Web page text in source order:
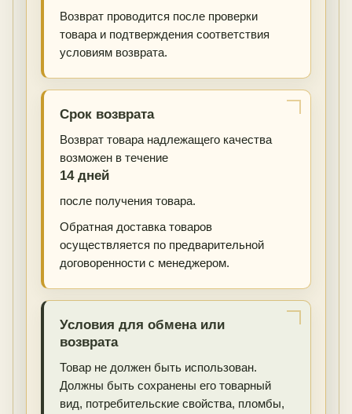
Возврат проводится после проверки
товара и подтверждения соответствия
условиям возврата.
Срок возврата
Возврат товара надлежащего качества
возможен в течение
14 дней
после получения товара.
Обратная доставка товаров
осуществляется по предварительной
договоренности с менеджером.
Условия для обмена или
возврата
Товар не должен быть использован.
Должны быть сохранены его товарный
вид, потребительские свойства, пломбы,